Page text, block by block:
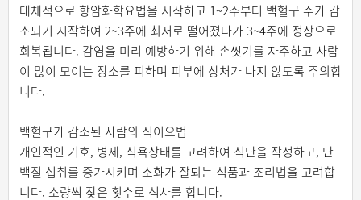
대체적으로 항암화학요법을 시작하고 1~2주부터 백혈구 수가 감
소되기 시작하여 2~3주에 최저로 떨어졌다가 3~4주에 정상으로
회복됩니다. 감염을 미리 예방하기 위해 손씻기를 자주하고 사람
이 많이 모이는 장소를 피하며 피부에 상처가 나지 않도록 주의합
니다.
백혈구가 감소된 사람의 식이요법
개인적인 기호, 병세, 식욕상태를 고려하여 식단을 작성하고, 단
백질 섭취를 증가시키며 소화가 잘되는 식품과 조리법을 고려합
니다. 소량씩 잦은 횟수로 식사를 합니다.